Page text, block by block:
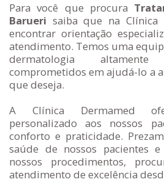
Para você que procura
Barueri saiba que na Clínica
encontrar orientação
atendimento. Temos uma
dermatologia
comprometidos em ajudá-lo a
que deseja.
A Clínica Dermamed
personalizado aos nossos
conforto e praticidade.
saúde de nossos pacientes
nossos procedimentos,
atendimento de excelência